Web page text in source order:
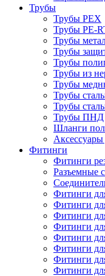
Трубы
Трубы PEX
Трубы PE-
Трубы
Трубы
Трубы
Трубы из
Трубы
Трубы
Трубы
Трубы ПНД
Шланги
Аксессуары
Фитинги
Фитинги
Разъемные
Фитинги
Фитинги
Фитинги
Фитинги
Фитинги
Фитинги
Фитинги
Фитинги